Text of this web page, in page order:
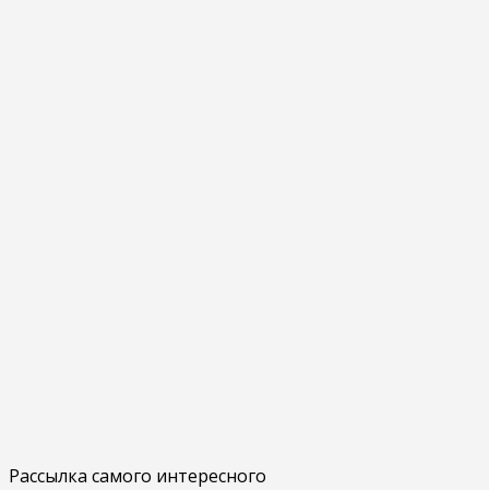
Рассылка самого интересного